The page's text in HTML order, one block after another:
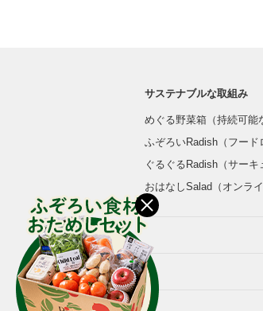
サステナブルな取組み
めぐる野菜箱（持続可能
ふぞろいRadish（フード
ぐるぐるRadish（サーキ
おはなしSalad（オンライ